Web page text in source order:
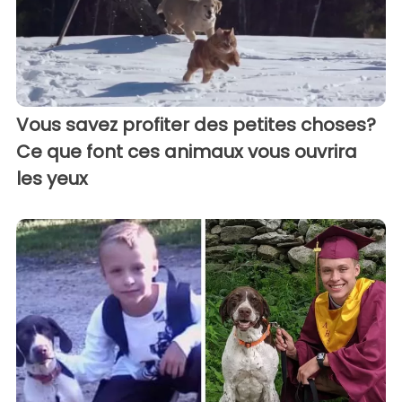
Vous savez profiter des petites choses?
Ce que font ces animaux vous ouvrira
les yeux